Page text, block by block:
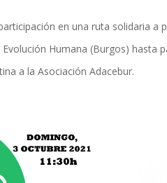
en una ruta solidaria a
Humana (Burgos) hasta
a la Asociación Adacebur.